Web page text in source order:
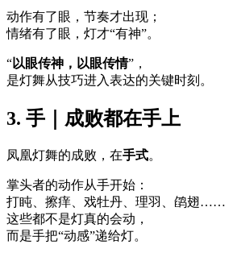
动作有了眼，节奏才出现；
情绪有了眼，灯才“有神”。
“以眼传神，以眼传情”，
是灯舞从技巧进入表达的关键时刻。
3. 手｜成败都在手上
凤凰灯舞的成败，在手式。
掌头者的动作从手开始：
打盹、擦痒、戏牡丹、理羽、鹐翅……
这些都不是灯真的会动，
而是手把“动感”递给灯。